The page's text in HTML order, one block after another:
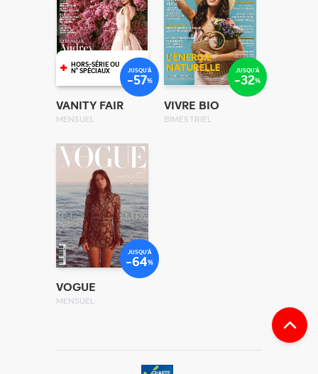
+ HORS-SÉRIE OU
N° SPÉCIAUX JUSQU'À
-57%
VANITY FAIR
MENSUEL
JUSQU'À
-32%
VIVRE BIO
BIMESTRIEL
JUSQU'À
-64%
VOGUE
MENSUEL